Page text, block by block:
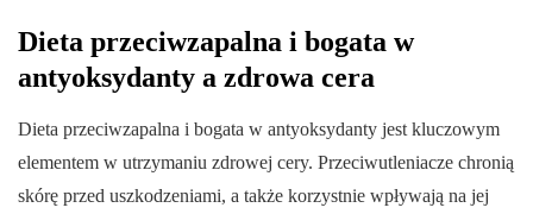
Dieta przeciwzapalna i bogata w
antyoksydanty a zdrowa cera
Dieta przeciwzapalna i bogata w antyoksydanty jest kluczowym
elementem w utrzymaniu zdrowej cery. Przeciwutleniacze chronią
skórę przed uszkodzeniami, a także korzystnie wpływają na jej